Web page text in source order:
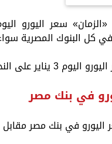
كل البنوك المصرية
3 يناير على النحو التالي:
في بنك مصر
بنك مصر مقابل الجنيه المصري نحو 52.53